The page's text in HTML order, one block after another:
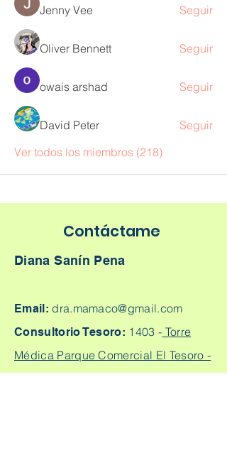
Jenny Vee Seguir
Oliver Bennett Seguir
owais arshad Seguir
David Peter
Seguir
Ver todos los miembros (218)
Contáctame
Diana Sanín Pena
Email: dra.mamaco@gmail.com
Consultorio Tesoro: 1403 - Torre
Médica Parque Comercial El Tesoro -